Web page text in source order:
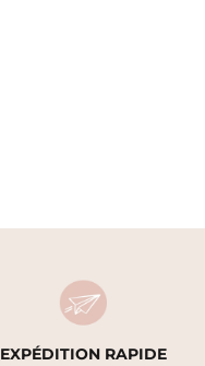
EXPÉDITION RAPIDE